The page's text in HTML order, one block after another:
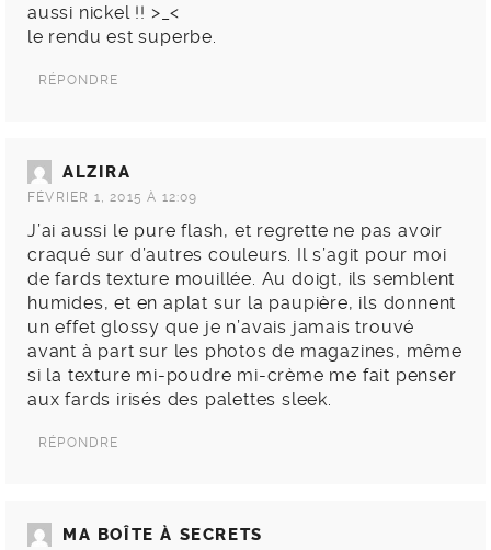
aussi nickel !! >_<
le rendu est superbe.
RÉPONDRE
ALZIRA
FÉVRIER 1, 2015 À 12:09
J’ai aussi le pure flash, et regrette ne pas avoir
craqué sur d’autres couleurs. Il s’agit pour moi
de fards texture mouillée. Au doigt, ils semblent
humides, et en aplat sur la paupière, ils donnent
un effet glossy que je n’avais jamais trouvé
avant à part sur les photos de magazines, même
si la texture mi-poudre mi-crème me fait penser
aux fards irisés des palettes sleek.
RÉPONDRE
MA BOÎTE À SECRETS